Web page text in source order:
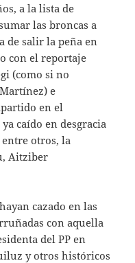
a la lista de
las broncas a
de salir la peña en
con el reportaje
(como si no
e
en el
caído en desgracia
otros, la
Aitziber
cazado en las
con aquella
del PP en
y otros históricos